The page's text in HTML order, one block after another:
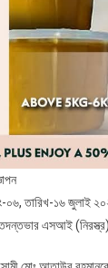
নং-০৬, তারিখ-১৬
এসআই